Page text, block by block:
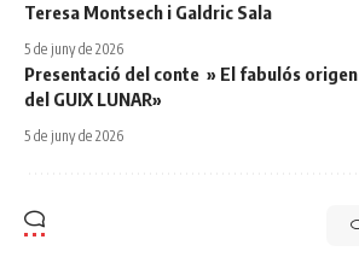
Teresa Montsech i Galdric Sala
5 de juny de 2026
Presentació del conte » El fabulós origen
del GUIX LUNAR»
5 de juny de 2026